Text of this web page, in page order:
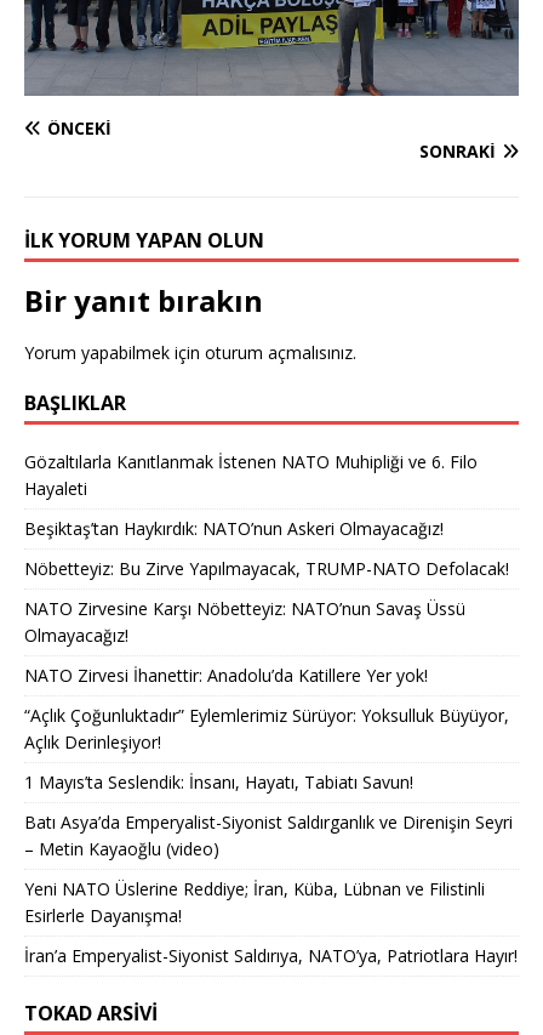
ÖNCEKI
SONRAKI
İLK YORUM YAPAN OLUN
Bir yanıt bırakın
Yorum yapabilmek için oturum açmalısınız.
BAŞLIKLAR
Gözaltılarla Kanıtlanmak İstenen NATO Muhipliği ve 6. Filo
Hayaleti
Beşiktaş’tan Haykırdık: NATO’nun Askeri Olmayacağız!
Nöbetteyiz: Bu Zirve Yapılmayacak, TRUMP-NATO Defolacak!
NATO Zirvesine Karşı Nöbetteyiz: NATO’nun Savaş Üssü
Olmayacağız!
NATO Zirvesi İhanettir: Anadolu’da Katillere Yer yok!
“Açlık Çoğunluktadır” Eylemlerimiz Sürüyor: Yoksulluk Büyüyor,
Açlık Derinleşiyor!
1 Mayıs’ta Seslendik: İnsanı, Hayatı, Tabiatı Savun!
Batı Asya’da Emperyalist-Siyonist Saldırganlık ve Direnişin Seyri
– Metin Kayaoğlu (video)
Yeni NATO Üslerine Reddiye; İran, Küba, Lübnan ve Filistinli
Esirlerle Dayanışma!
İran’a Emperyalist-Siyonist Saldırıya, NATO’ya, Patriotlara Hayır!
TOKAD ARSIVI